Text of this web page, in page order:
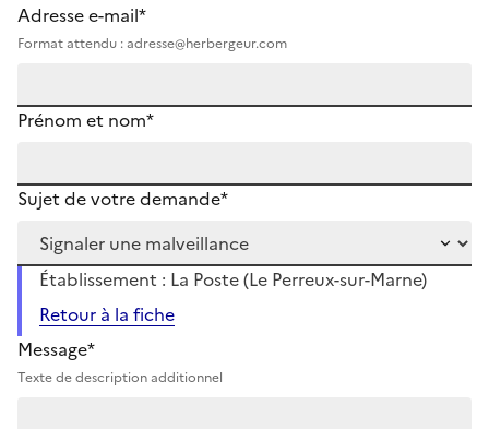
Adresse e-mail*
Format attendu : adresse@herbergeur.com
Prénom et nom*
Sujet de votre demande*
Établissement : La Poste (Le Perreux-sur-Marne)
Retour à la fiche
Message*
Texte de description additionnel